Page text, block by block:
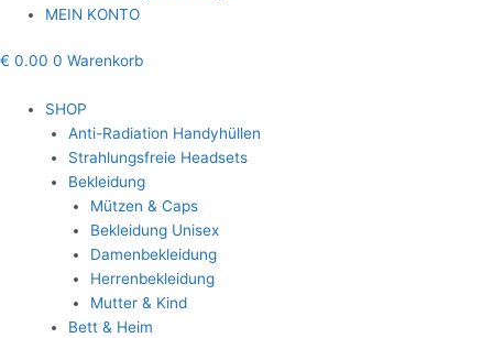
MEIN KONTO
€ 0.00 0 Warenkorb
SHOP
Anti-Radiation Handyhüllen
Strahlungsfreie Headsets
Bekleidung
Mützen & Caps
Bekleidung Unisex
Damenbekleidung
Herrenbekleidung
Mutter & Kind
Bett & Heim